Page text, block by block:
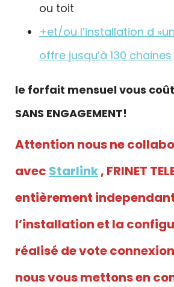
ou toit
+et/ou l’installation d
offre jusqu’à 130 chaines
le forfait mensuel vous
SANS ENGAGEMENT!
Attention nous ne
avec Starlink, FRINET
entièrement
l’installation et la
réalisé de vote
nous vous mettons en